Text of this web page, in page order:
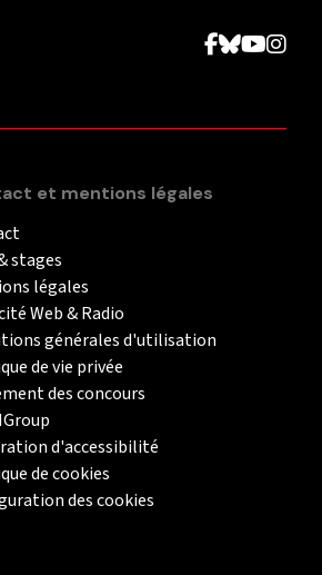
et mentions légales
stages
légales
Web & Radio
générales d'utilisation
de vie privée
des concours
d'accessibilité
de cookies
des cookies